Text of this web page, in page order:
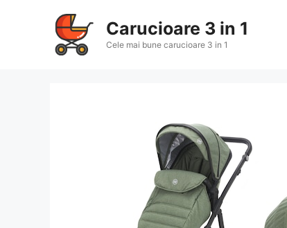
Carucioare 3 in 1
Cele mai bune carucioare 3 in 1